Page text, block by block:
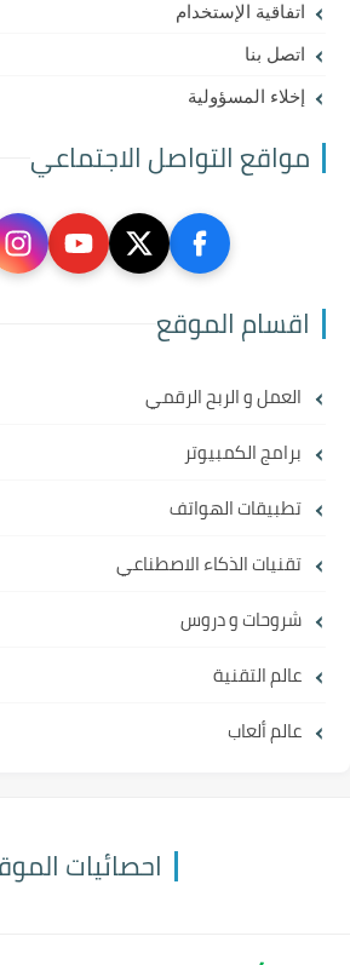
اتفاقية الإستخدام
اتصل بنا
إخلاء المسؤولية
مواقع التواصل الاجتماعي
اقسام الموقع
العمل و الربح الرقمي
برامج الكمبيوتر
تطبيقات الهواتف
تقنيات الذكاء الاصطناعي
شروحات و دروس
عالم التقنية
عالم ألعاب
احصائيات الموقع